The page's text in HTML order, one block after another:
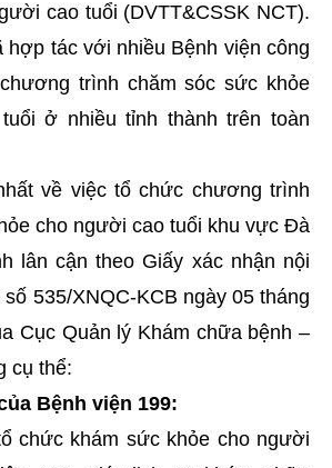
cao tuổi (DVTT&CSSK NCT).
tác với nhiều Bệnh viện công
trình chăm sóc sức khỏe
ở nhiều tỉnh thành trên toàn
về việc tổ chức chương trình
cho người cao tuổi khu vực Đà
lân cận theo Giấy xác nhận nội
535/XNQC-KCB ngày 05 tháng
Cục Quản lý Khám chữa bệnh –
cụ thể:
Bệnh viện 199:
chức khám sức khỏe cho người